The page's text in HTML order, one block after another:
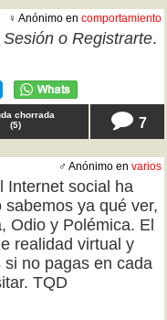
♀ Anónimo en comportamiento
o Registrarte.
chorrada
(5) 7
♂ Anónimo en varios
Internet social ha
ya qué ver,
Odio y Polémica. El
realidad virtual y
no pagas en cada
TQD